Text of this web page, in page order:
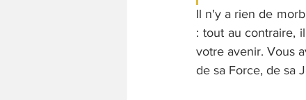
Il n'y a rien de
: tout au contraire,
votre avenir. Vous
de sa Force, de sa